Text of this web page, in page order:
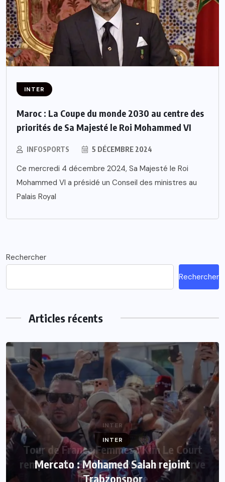
INTER
Maroc : La Coupe du monde 2030 au centre des
priorités de Sa Majesté le Roi Mohammed VI
INFOSPORTS 5 DÉCEMBRE 2024
Ce mercredi 4 décembre 2024, Sa Majesté le Roi
Mohammed VI a présidé un Conseil des ministres au
Palais Royal
Rechercher
Rechercher
Articles récents
INTER
Mercato : Mohamed Salah rejoint
Trabzonspor